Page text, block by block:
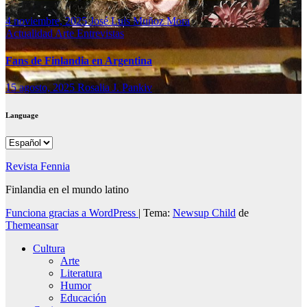
4 noviembre, 2025José Luis Muñoz Mora
ActualidadArte Entrevistas
Fans de Finlandia en Argentina
15 agosto, 2025 Rosalia J. Pankiv
Language
Language
Revista Fennia
Finlandia en el mundo latino
Funciona gracias a WordPress | Tema: Newsup Child de
Themeansar
Cultura
Arte
Literatura
Humor
Educación